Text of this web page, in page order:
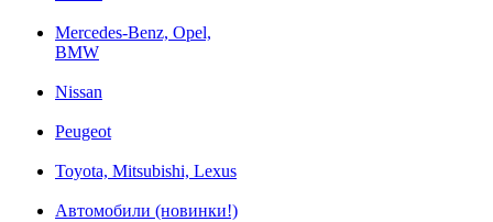
Mercedes-Benz, Opel,
BMW
Nissan
Peugeot
Toyota, Mitsubishi, Lexus
Автомобили (новинки!)